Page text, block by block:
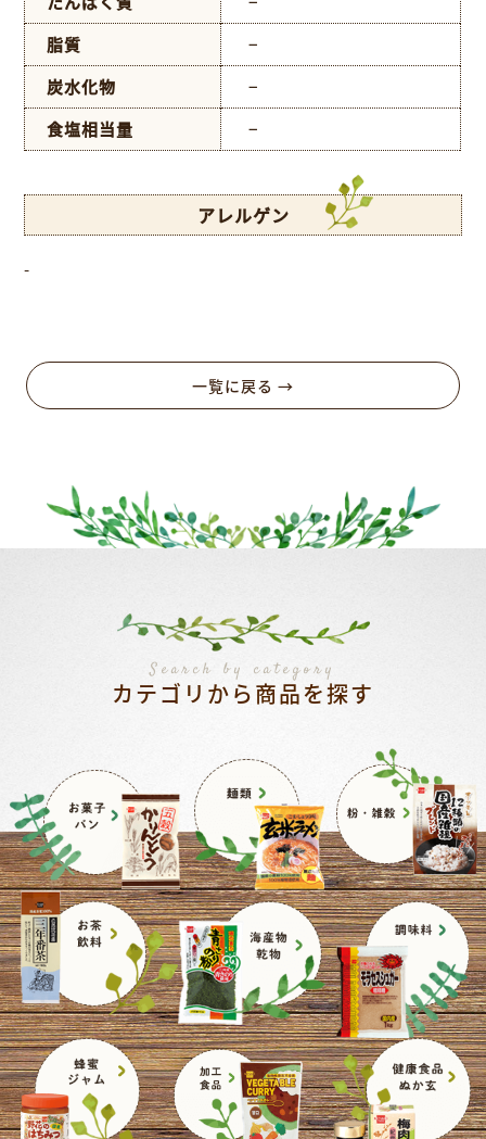
脂質
−
炭水化物
−
食塩相当量
−
アレルゲン
-
一覧に戻る →
Search by category
カテゴリから商品を探す